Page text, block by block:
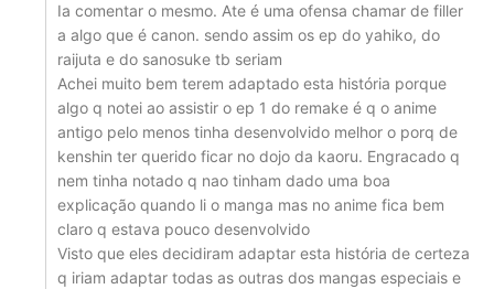
Ia comentar o mesmo. Ate é uma ofensa chamar de filler
a algo que é canon. sendo assim os ep do yahiko, do
raijuta e do sanosuke tb seriam
Achei muito bem terem adaptado esta história porque
algo q notei ao assistir o ep 1 do remake é q o anime
antigo pelo menos tinha desenvolvido melhor o porq de
kenshin ter querido ficar no dojo da kaoru. Engracado q
nem tinha notado q nao tinham dado uma boa
explicação quando li o manga mas no anime fica bem
claro q estava pouco desenvolvido
Visto que eles decidiram adaptar esta história de certeza
q iriam adaptar todas as outras dos mangas especiais e